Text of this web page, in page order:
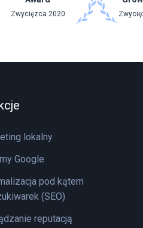
Zwycięzca 2020
lokalny
Google
pod kątem
(SEO)
reputacją